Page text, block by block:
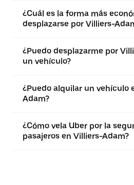
¿Cuál es la forma más
desplazarse por Villiers-
¿Puedo desplazarme por
un vehículo?
¿Puedo alquilar un vehículo
Adam?
¿Cómo vela Uber por la
pasajeros en Villiers-Adam?